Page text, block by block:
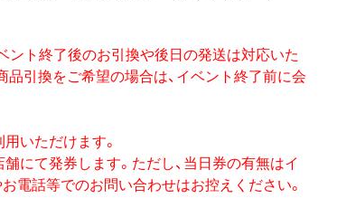
ント終了後のお引換や後日の発送は対応いた
引換をご希望の場合は、 イベント終了前に会
用いただけます。
舗にて発券します。ただし、 当日券の有無はイ
お電話等でのお問い合わせはお控えください。